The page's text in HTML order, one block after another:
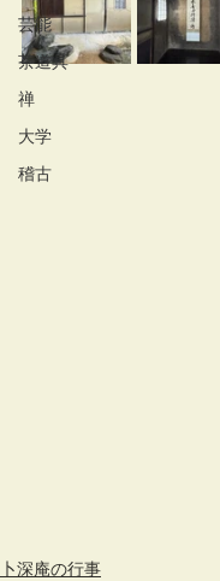
芸能
茶道具
禅
大学
稽古
卜深庵の行事